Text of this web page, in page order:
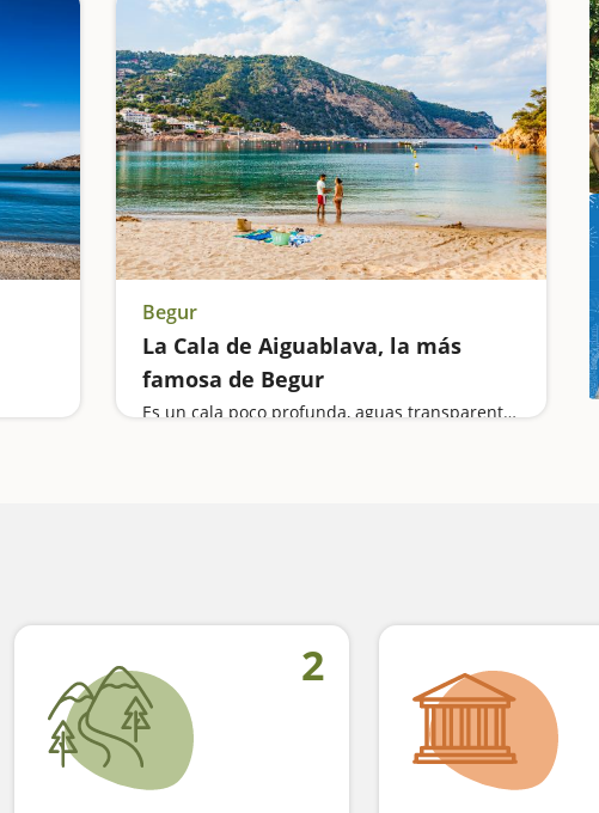
Begur
La Cala de Aiguablava, la más
famosa de Begur
Es un cala poco profunda, aguas transparentes, arena limpia y un paisaje espectacular
2